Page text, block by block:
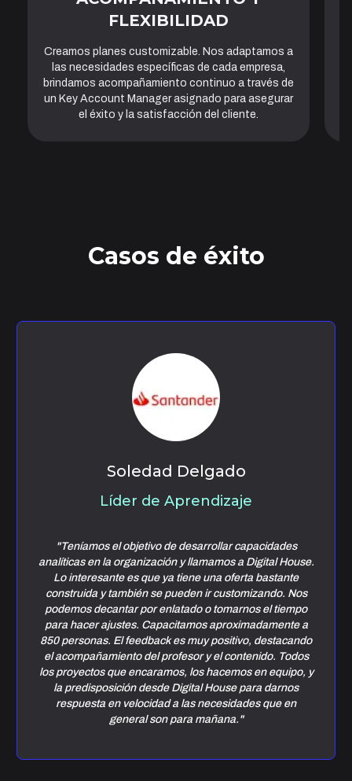
FLEXIBILIDAD
Creamos planes customizable. Nos adaptamos a
las necesidades específicas de cada empresa,
brindamos acompañamiento continuo a través de
un Key Account Manager asignado para asegurar
el éxito y la satisfacción del cliente.
Casos de éxito
Soledad Delgado
Líder de Aprendizaje
"Teníamos el objetivo de desarrollar capacidades
analíticas en la organización y llamamos a Digital House.
Lo interesante es que ya tiene una oferta bastante
construida y también se pueden ir customizando. Nos
podemos decantar por enlatado o tomarnos el tiempo
para hacer ajustes. Capacitamos aproximadamente a
850 personas. El feedback es muy positivo, destacando
el acompañamiento del profesor y el contenido. Todos
los proyectos que encaramos, los hacemos en equipo, y
la predisposición desde Digital House para darnos
respuesta en velocidad a las necesidades que en
general son para mañana."